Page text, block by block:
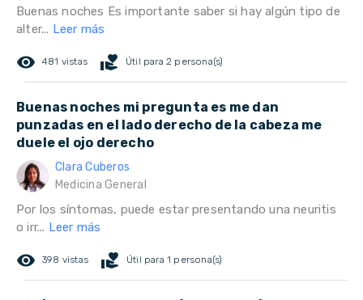
Buenas noches Es importante saber si hay algún tipo de
alter... Leer más
remove_red_eye 481 vistas volunteer_activism Útil para 2 persona(s)
Buenas noches mi pregunta es me dan
punzadas en el lado derecho de la cabeza me
duele el ojo derecho
Clara Cuberos
Medicina General
Por los síntomas, puede estar presentando una neuritis
o irr... Leer más
remove_red_eye 398 vistas volunteer_activism Útil para 1 persona(s)